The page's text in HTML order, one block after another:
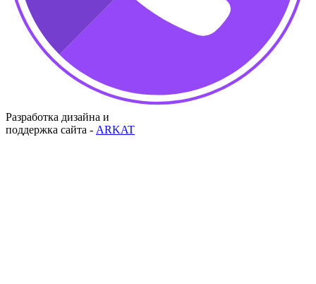
Разработка дизайна и
поддержка сайта - ARKAT